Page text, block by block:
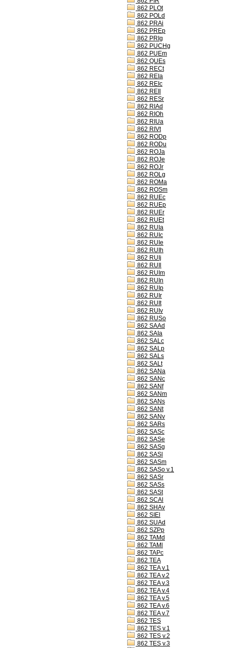
862 PLOt
862 POLd
862 PRAi
862 PREp
862 PRIg
862 PUCHg
862 PUEm
862 QUEs
862 RECt
862 REIa
862 REIc
862 REIl
862 RESr
862 RIAd
862 RIOh
862 RIUa
862 RIVt
862 RODp
862 RODu
862 ROJa
862 ROJe
862 ROJr
862 ROLg
862 ROMa
862 ROSm
862 RUEc
862 RUEp
862 RUEr
862 RUEt
862 RUIa
862 RUIc
862 RUIe
862 RUIh
862 RUIj
862 RUIl
862 RUIm
862 RUIn
862 RUIp
862 RUIr
862 RUIt
862 RUIv
862 RUSo
862 SAAd
862 SAIa
862 SALc
862 SALp
862 SALs
862 SALt
862 SANa
862 SANc
862 SANf
862 SANm
862 SANs
862 SANt
862 SANv
862 SARs
862 SASc
862 SASe
862 SASg
862 SASl
862 SASm
862 SASo v.1
862 SASr
862 SASs
862 SASt
862 SCAl
862 SHAv
862 SIEl
862 SUAd
862 SZPp
862 TAMd
862 TAMl
862 TAPc
862 TEA
862 TEA v.1
862 TEA v.2
862 TEA v.3
862 TEA v.4
862 TEA v.5
862 TEA v.6
862 TEA v.7
862 TES
862 TES v.1
862 TES v.2
862 TES v.3